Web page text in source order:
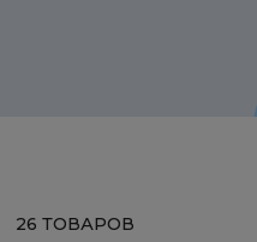
26 ТОВАРОВ